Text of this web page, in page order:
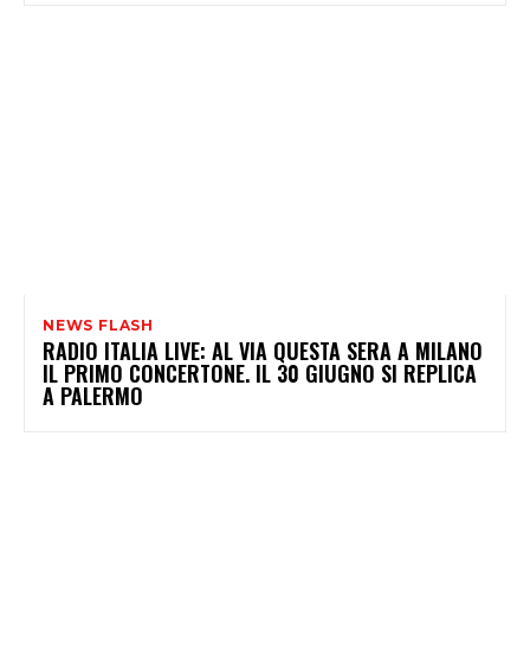
NEWS FLASH
RADIO ITALIA LIVE: AL VIA QUESTA SERA A MILANO
IL PRIMO CONCERTONE. IL 30 GIUGNO SI REPLICA
A PALERMO